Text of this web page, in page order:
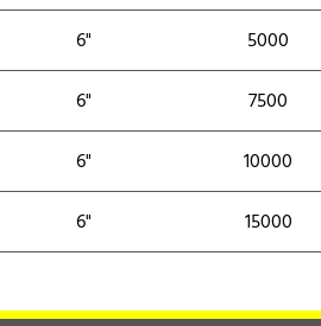
6" 5000
6" 7500
6" 10000
6" 15000